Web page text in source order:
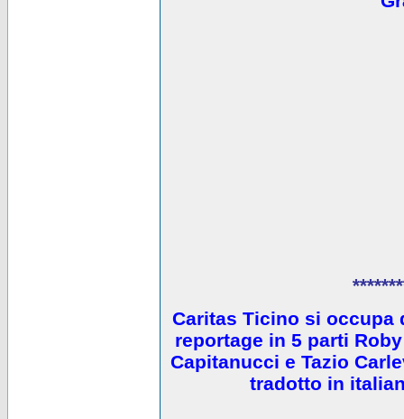
Caritas Ticino si occupa
reportage in 5 parti
Capitanucci e Tazio
tradotto in